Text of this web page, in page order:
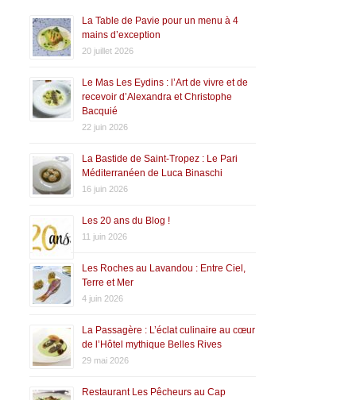
La Table de Pavie pour un menu à 4
mains d’exception
20 juillet 2026
Le Mas Les Eydins : l’Art de vivre et de
recevoir d’Alexandra et Christophe
Bacquié
22 juin 2026
La Bastide de Saint-Tropez : Le Pari
Méditerranéen de Luca Binaschi
16 juin 2026
Les 20 ans du Blog !
11 juin 2026
Les Roches au Lavandou : Entre Ciel,
Terre et Mer
4 juin 2026
La Passagère : L’éclat culinaire au cœur
de l’Hôtel mythique Belles Rives
29 mai 2026
Restaurant Les Pêcheurs au Cap